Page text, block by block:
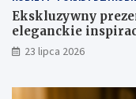
Ekskluzywny
eleganckie
23 lipca 2026